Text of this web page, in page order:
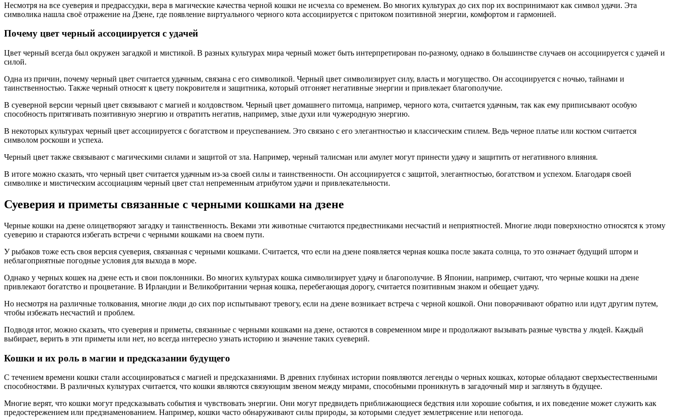
Несмотря на все суеверия и предрассудки, вера в магические качества черной кошки не исчезла со временем. Во многих культурах до сих пор их воспринимают как символ удачи. Эта
символика нашла своё отражение на Дзене, где появление виртуального черного кота ассоциируется с притоком позитивной энергии, комфортом и гармонией.
Почему цвет черный ассоциируется с удачей
Цвет черный всегда был окружен загадкой и мистикой. В разных культурах мира черный может быть интерпретирован по-разному, однако в большинстве случаев он ассоциируется с удачей и
силой.
Одна из причин, почему черный цвет считается удачным, связана с его символикой. Черный цвет символизирует силу, власть и могущество. Он ассоциируется с ночью, тайнами и
таинственностью. Также черный относят к цвету покровителя и защитника, который отгоняет негативные энергии и привлекает благополучие.
В суеверной версии черный цвет связывают с магией и колдовством. Черный цвет домашнего питомца, например, черного кота, считается удачным, так как ему приписывают особую
способность притягивать позитивную энергию и отвратить негатив, например, злые духи или чужеродную энергию.
В некоторых культурах черный цвет ассоциируется с богатством и преуспеванием. Это связано с его элегантностью и классическим стилем. Ведь черное платье или костюм считается
символом роскоши и успеха.
Черный цвет также связывают с магическими силами и защитой от зла. Например, черный талисман или амулет могут принести удачу и защитить от негативного влияния.
В итоге можно сказать, что черный цвет считается удачным из-за своей силы и таинственности. Он ассоциируется с защитой, элегантностью, богатством и успехом. Благодаря своей
символике и мистическим ассоциациям черный цвет стал непременным атрибутом удачи и привлекательности.
Суеверия и приметы связанные с черными кошками на дзене
Черные кошки на дзене олицетворяют загадку и таинственность. Веками эти животные считаются предвестниками несчастий и неприятностей. Многие люди поверхностно относятся к этому
суеверию и стараются избегать встречи с черными кошками на своем пути.
У рыбаков тоже есть своя версия суеверия, связанная с черными кошками. Считается, что если на дзене появляется черная кошка после заката солнца, то это означает будущий шторм и
неблагоприятные погодные условия для выхода в море.
Однако у черных кошек на дзене есть и свои поклонники. Во многих культурах кошка символизирует удачу и благополучие. В Японии, например, считают, что черные кошки на дзене
привлекают богатство и процветание. В Ирландии и Великобритании черная кошка, перебегающая дорогу, считается позитивным знаком и обещает удачу.
Но несмотря на различные толкования, многие люди до сих пор испытывают тревогу, если на дзене возникает встреча с черной кошкой. Они поворачивают обратно или идут другим путем,
чтобы избежать несчастий и проблем.
Подводя итог, можно сказать, что суеверия и приметы, связанные с черными кошками на дзене, остаются в современном мире и продолжают вызывать разные чувства у людей. Каждый
выбирает, верить в эти приметы или нет, но всегда интересно узнать историю и значение таких суеверий.
Кошки и их роль в магии и предсказании будущего
С течением времени кошки стали ассоциироваться с магией и предсказаниями. В древних глубинах истории появляются легенды о черных кошках, которые обладают сверхъестественными
способностями. В различных культурах считается, что кошки являются связующим звеном между мирами, способными проникнуть в загадочный мир и заглянуть в будущее.
Многие верят, что кошки могут предсказывать события и чувствовать энергии. Они могут предвидеть приближающиеся бедствия или хорошие события, и их поведение может служить как
предостережением или предзнаменованием. Например, кошки часто обнаруживают силы природы, за которыми следует землетрясение или непогода.